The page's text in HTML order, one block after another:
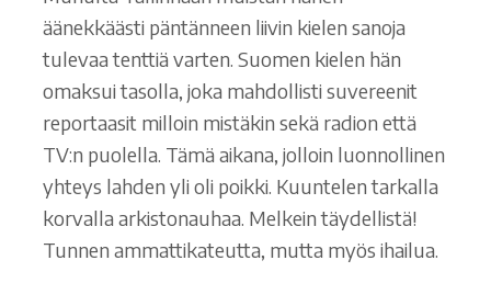
äänekkäästi päntänneen liivin kielen sanoja
tulevaa tenttiä varten. Suomen kielen hän
omaksui tasolla, joka mahdollisti suvereenit
reportaasit milloin mistäkin sekä radion että
TV:n puolella. Tämä aikana, jolloin luonnollinen
yhteys lahden yli oli poikki. Kuuntelen tarkalla
korvalla arkistonauhaa. Melkein täydellistä!
Tunnen ammattikateutta, mutta myös ihailua.